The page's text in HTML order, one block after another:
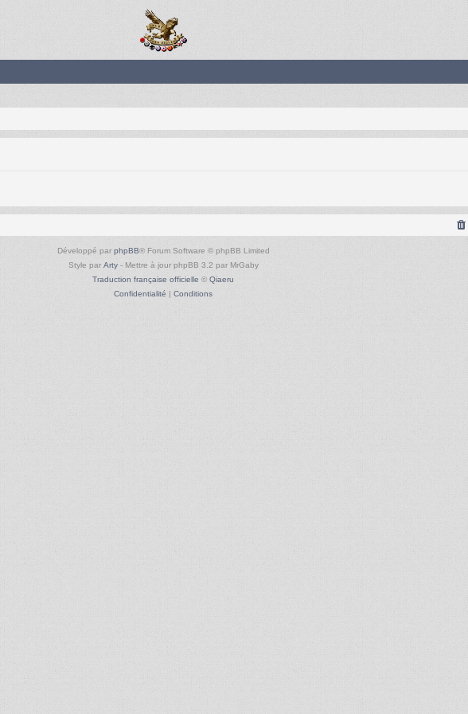
Développé par phpBB® Forum Software © phpBB Limited
Style par Arty- Mettre à jour phpBB 3.2 par MrGaby
Traduction française officielle © Qiaeru
Confidentialité | Conditions